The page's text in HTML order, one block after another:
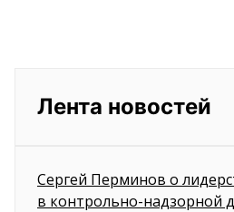
Лента новостей
Сергей Перминов о
в контрольно-надзорной